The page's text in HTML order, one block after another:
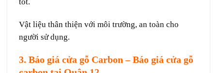
Vật liệu thân thiện với môi trường, an toàn cho
người sử dụng.
3. Báo giá cửa gỗ Carbon–Báo giá cửa gỗ